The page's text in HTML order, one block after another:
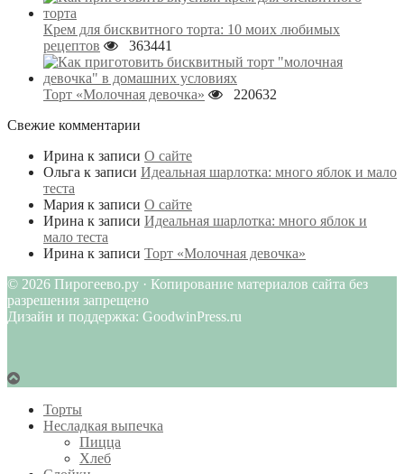
Крем для бисквитного торта: 10 моих любимых
рецептов
363441
Торт «Молочная девочка»
220632
Свежие комментарии
Ирина к записи О сайте
Ольга к записи Идеальная шарлотка: много яблок и мало
теста
Мария к записи О сайте
Ирина к записи Идеальная шарлотка: много яблок и
мало теста
Ирина к записи Торт «Молочная девочка»
© 2026 Пирогеево.ру · Копирование материалов сайта без
разрешения запрещено
Дизайн и поддержка: GoodwinPress.ru
Торты
Несладкая выпечка
Пицца
Хлеб